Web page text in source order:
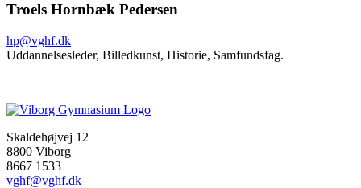
Troels Hornbæk Pedersen
hp@vghf.dk
Uddannelsesleder, Billedkunst, Historie, Samfundsfag.
Skaldehøjvej 12
8800 Viborg
8667 1533
vghf@vghf.dk